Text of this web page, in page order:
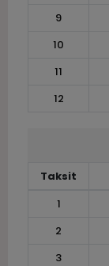
9
10
11
12
Taksit
1
2
3